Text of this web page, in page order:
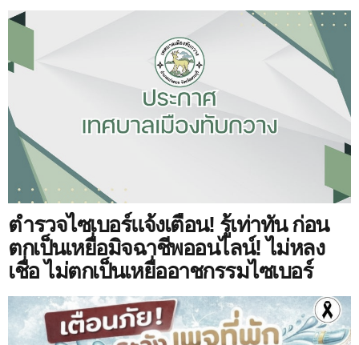
ตำรวจไซเบอร์แจ้งเตือน! รู้เท่าทัน ก่อน
ตกเป็นเหยื่อมิจฉาชีพออนไลน์! ไม่หลง
เชื่อ ไม่ตกเป็นเหยื่ออาชกรรมไซเบอร์